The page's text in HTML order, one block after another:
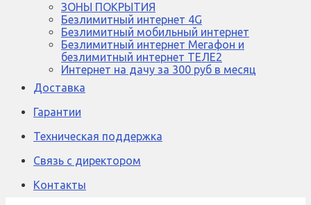
ЗОНЫ ПОКРЫТИЯ
Безлимитный интернет 4G
Безлимитный мобильный интернет
Безлимитный интернет Мегафон и
безлимитный интернет ТЕЛЕ2
Интернет на дачу за 300 руб в месяц
Доставка
Гарантии
Техническая поддержка
Связь с директором
Контакты